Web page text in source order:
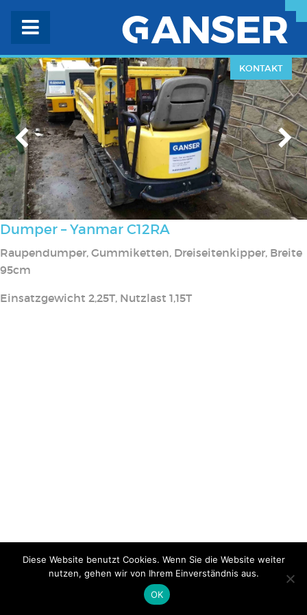
KONTAKT
Dumper – Yanmar C12RA
Raupendumper, Gummiketten, Dreiseitenkipper, Breite
95cm
Einsatzgewicht 2,25T, Nutzlast 1,15T
Diese Website benutzt Cookies. Wenn Sie die Website weiter
nutzen, gehen wir von Ihrem Einverständnis aus.
OK